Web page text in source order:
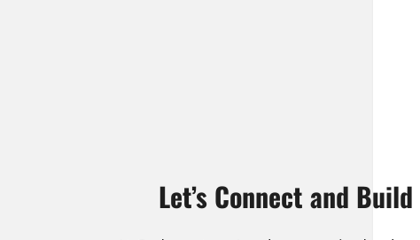
Let’s Connect and